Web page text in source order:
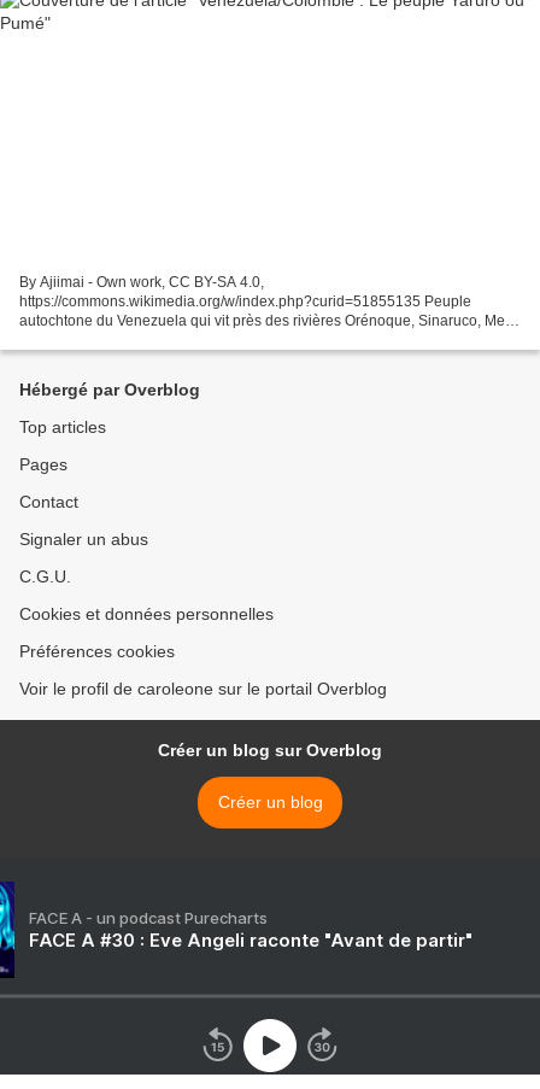
By Ajiimai - Own work, CC BY-SA 4.0,
https://commons.wikimedia.org/w/index.php?curid=51855135 Peuple
autochtone du Venezuela qui vit près des rivières Orénoque, Sinaruco, Meta
Hébergé par Overblog
Top articles
Pages
Contact
Signaler un abus
C.G.U.
Cookies et données personnelles
Préférences cookies
Voir le profil de caroleone sur le portail Overblog
Créer un blog sur Overblog
Créer un blog
FACE A - un podcast Purecharts
FACE A #30 : Eve Angeli raconte "Avant de partir"